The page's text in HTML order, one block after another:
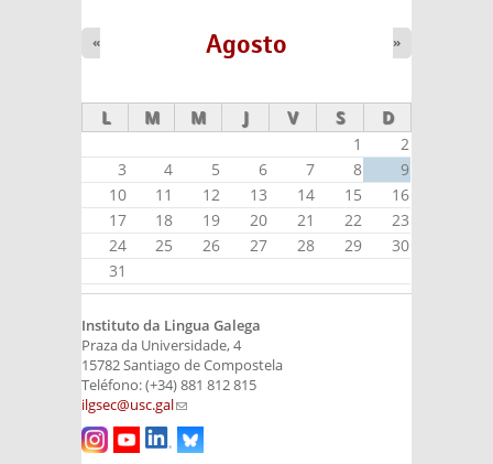
Agosto
« »
L M M J V S D
1
2
3
4 5 6 7 8
9
10
11 12 13 14 15
16
17
18 19 20 21 22
23
24
25 26 27 28 29
30
31
Instituto da Lingua Galega
Praza da Universidade, 4
15782 Santiago de Compostela
Teléfono: (+34) 881 812 815
ilgsec@usc.gal(link sends e-mail)